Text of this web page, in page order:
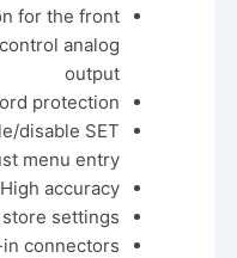
for the front
analog
output
protection
disable SET
menu entry
High accuracy
store settings
connectors